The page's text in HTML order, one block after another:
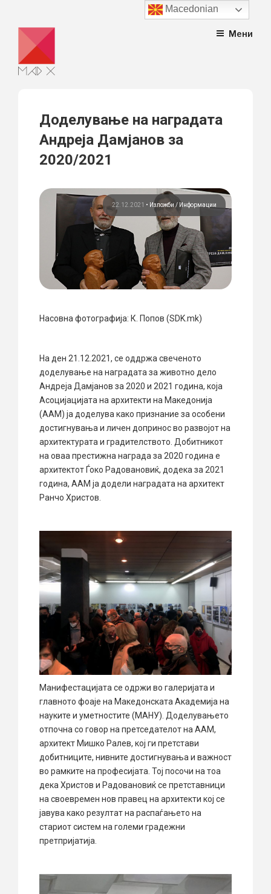
content
Мени
Доделување на наградата
Андреја Дамјанов за
2020/2021
22.12.2021 • Изложби Информации
Насовна фотографија: К. Попов (SDK.mk)
На ден 21.12.2021, се оддржа свеченото
доделување на наградата за животно дело
Андреја Дамјанов за 2020 и 2021 година, која
Асоцијацијата на архитекти на Македонија
(ААМ) ја доделува како признание за особени
достигнувања и личен допринос во развојот на
архитектурата и градителството. Добитникот
на оваа престижна награда за 2020 година е
архитектот Ѓоко Радовановиќ, додека за 2021
година, ААМ ја додели наградата на архитект
Ранчо Христов.
Манифестацијата се одржи во галеријата и
главното фоаје на Македонската Академија на
науките и уметностите (МАНУ). Доделувањето
отпочна со говор на претседателот на ААМ,
архитект Мишко Ралев, кој ги претстави
добитниците, нивните достигнувања и важност
во рамките на професијата. Тој посочи на тоа
дека Христов и Радовановиќ се претставници
на своевремен нов правец на архитекти кој се
јавува како резултат на распаѓањето на
стариот систем на големи градежни
претпријатија.
Macedonian